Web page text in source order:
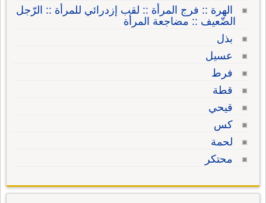
الهرة :: فرج المرأة :: لقب إزدرائي للمرأة :: الرّجل
الضّعيف :: مضاجعة المرأة
بذل
عسيل
فرط
قطة
قيحي
كس
لحمة
محتكر